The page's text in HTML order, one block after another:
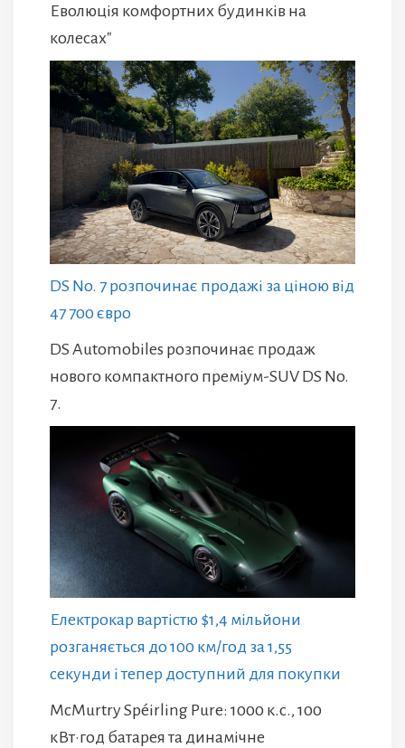
Еволюція комфортних будинків на
колесах"
DS No. 7 розпочинає продажі за ціною від
47 700 євро
DS Automobiles розпочинає продаж
нового компактного преміум-SUV DS No.
7.
Електрокар вартістю $1,4 мільйони
розганяється до 100 км/год за 1,55
секунди і тепер доступний для покупки
McMurtry Spéirling Pure: 1000 к.с., 100
кВт·год батарея та динамічне